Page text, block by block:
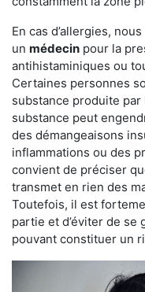
En cas d’allergies,
un médecin pour la
antihistaminiques ou
Certaines personnes
substance produite
substance peut
des démangeaisons
inflammations ou des
convient de préciser
transmet en rien des
Toutefois, il est
partie et d’éviter de
pouvant constituer un